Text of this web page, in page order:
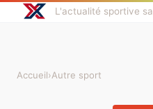
L'actualité sportive
Accueil›Autre sport